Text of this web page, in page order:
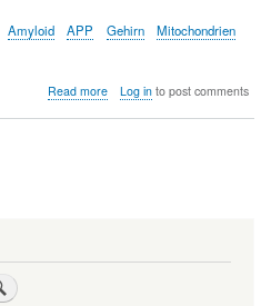
Amyloid APP Gehirn
Mitochondrien
Read moreabout
Log into post comments